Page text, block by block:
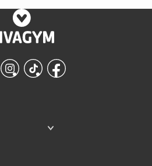
Instagram
TikTokFacebook